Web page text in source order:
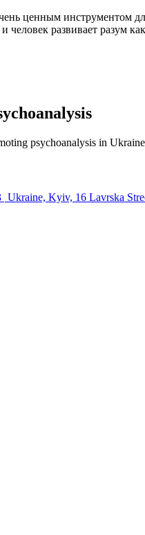
ценным инструментом
человек развивает разум
psychoanalysis in
Ukraine, Kyiv, 16 Lavrska